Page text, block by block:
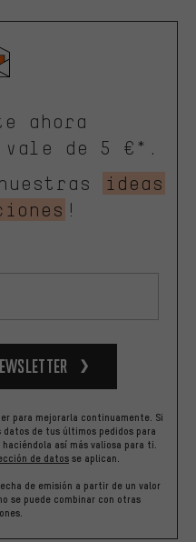
ahora
vale de 5 €*.
ideas
!
para mejorarla continuamente. Si
de tus últimos pedidos para
así más valiosa para ti.
de datos se aplican.
de emisión a partir de un valor
se puede combinar con otras